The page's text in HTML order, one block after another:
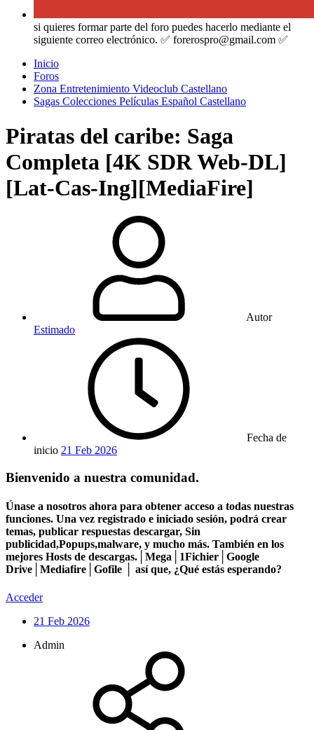
si quieres formar parte del foro puedes hacerlo mediante el
siguiente correo electrónico. ✅ forerospro@gmail.com ✅
Inicio
Foros
Zona Entretenimiento Videoclub Castellano
Sagas Colecciones Películas Español Castellano
Piratas del caribe: Saga
Completa [4K SDR Web-DL]
[Lat-Cas-Ing][MediaFire]
Autor
Estimado
Fecha de
inicio 21 Feb 2026
Bienvenido a nuestra comunidad.
Únase a nosotros ahora para obtener acceso a todas nuestras
funciones. Una vez registrado e iniciado sesión, podrá crear
temas, publicar respuestas descargar, Sin
publicidad,Popups,malware, y mucho más. También en los
mejores Hosts de descargas.│Mega│1Fichier│Google
Drive│Mediafire│Gofile │ así que, ¿Qué estás esperando?
Acceder
21 Feb 2026
Admin